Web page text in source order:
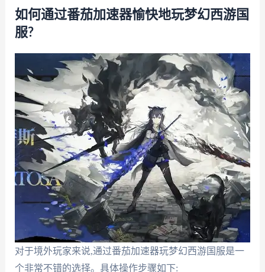
如何通过番茄加速器愉快地玩梦幻西游国
服?
对于境外玩家来说,通过番茄加速器玩梦幻西游国服是一
个非常不错的选择。具体操作步骤如下: